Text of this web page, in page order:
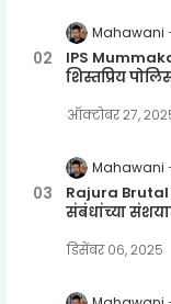
Mahawani
IPS
शिस्तप्रिय
ऑक्टोबर २७,
Mahawani
Rajura Brutal
संबंधांच्या
डिसेंबर ०६, २०२५